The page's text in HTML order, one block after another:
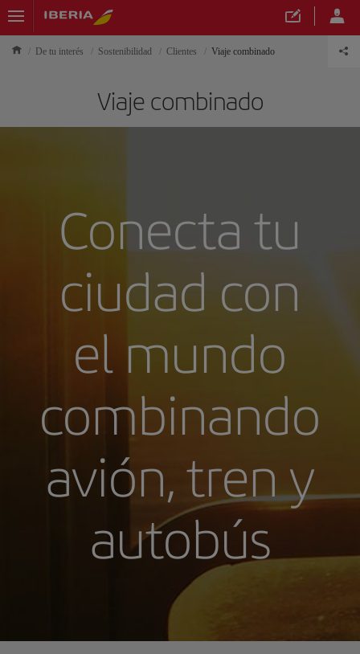
De tu interés Sostenibilidad Clientes Viaje combinado
Viaje combinado
Conecta tu
ciudad con
el mundo
combinando
avión, tren y
autobús